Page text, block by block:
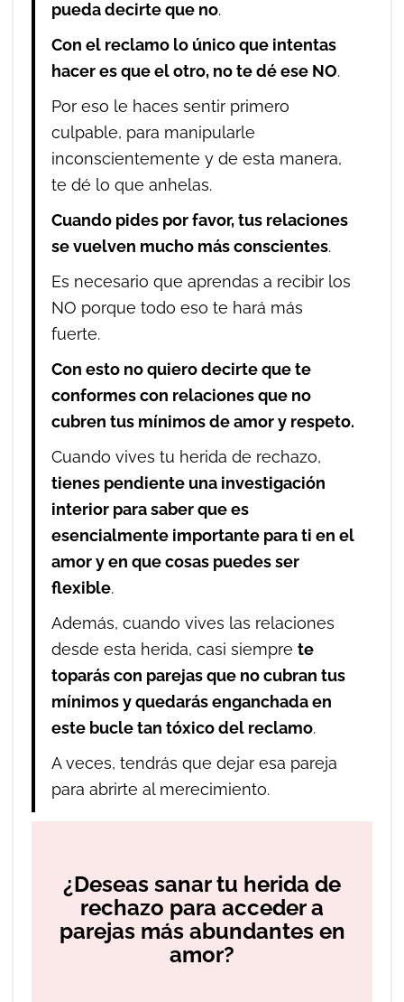
pueda decirte que no.
Con el reclamo lo único que intentas
hacer es que el otro, no te dé ese NO.
Por eso le haces sentir primero
culpable, para manipularle
inconscientemente y de esta manera,
te dé lo que anhelas.
Cuando pides por favor, tus relaciones
se vuelven mucho más conscientes.
Es necesario que aprendas a recibir los
NO porque todo eso te hará más
fuerte.
Con esto no quiero decirte que te
conformes con relaciones que no
cubren tus mínimos de amor y respeto.
Cuando vives tu herida de rechazo,
tienes pendiente una investigación
interior para saber que es
esencialmente importante para ti en el
amor y en que cosas puedes ser
flexible.
Además, cuando vives las relaciones
desde esta herida, casi siempre te
toparás con parejas que no cubran tus
mínimos y quedarás enganchada en
este bucle tan tóxico del reclamo.
A veces, tendrás que dejar esa pareja
para abrirte al merecimiento.
¿Deseas sanar tu herida de
rechazo para acceder a
parejas más abundantes en
amor?